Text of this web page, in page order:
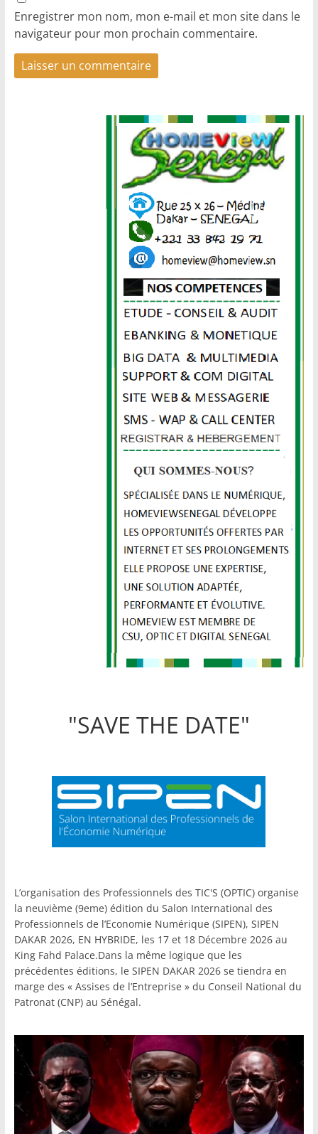
Enregistrer mon nom, mon e-mail et mon site dans le
navigateur pour mon prochain commentaire.
"SAVE THE DATE"
L’organisation des Professionnels des TIC'S (OPTIC) organise
la neuvième (9eme) édition du Salon International des
Professionnels de l’Economie Numérique (SIPEN), SIPEN
DAKAR 2026, EN HYBRIDE, les 17 et 18 Décembre 2026 au
King Fahd Palace.Dans la même logique que les
précédentes éditions, le SIPEN DAKAR 2026 se tiendra en
marge des « Assises de l’Entreprise » du Conseil National du
Patronat (CNP) au Sénégal.